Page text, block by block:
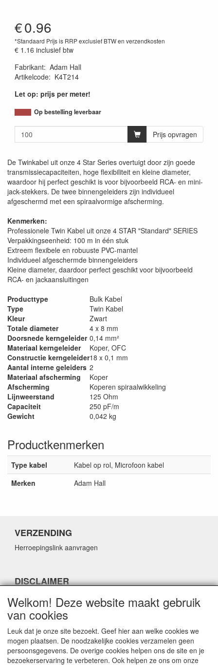
€0.96
*Standaard Prijs is RRP exclusief BTW en verzendkosten
€ 1.16 inclusief btw
Fabrikant: Adam Hall
Artikelcode: K4T214
Let op: prijs per meter!
Op bestelling leverbaar
Prijs opvragen
De Twinkabel uit onze 4 Star Series overtuigt door zijn goede
transmissiecapaciteiten, hoge flexibiliteit en kleine diameter,
waardoor hij perfect geschikt is voor bijvoorbeeld RCA- en mini-
jack-stekkers. De twee binnengeleiders zijn individueel
afgeschermd met een spiraalvormige afscherming.
Kenmerken:
Professionele Twin Kabel uit onze 4 STAR "Standard" SERIES
Verpakkingseenheid: 100 m in één stuk
Extreem flexibele en robuuste PVC-mantel
Individueel afgeschermde binnengeleiders
Kleine diameter, daardoor perfect geschikt voor bijvoorbeeld
RCA- en jackaansluitingen
Producttype
Bulk Kabel
Type
Twin Kabel
Kleur
Zwart
Totale diameter
4 x 8 mm
Doorsnede kerngeleider 0,14 mm²
Materiaal kerngeleider
Koper, OFC
Constructie kerngeleider18 x 0,1 mm
Aantal interne geleiders 2
Materiaal afscherming
Koper
Afscherming
Koperen spiraalwikkeling
Lijnweerstand
125 Ohm
Capaciteit
250 pF/m
Gewicht
0,042 kg
Productkenmerken
Type kabel
Kabel op rol, Microfoon kabel
Merken
Adam Hall
VERZENDING
Herroepingslink aanvragen
DISCLAIMER
CONTACTGEGEVENS
Welkom! Deze website maakt gebruik
van cookies
Leuk dat je onze site bezoekt. Geef hier aan welke cookies we
mogen plaatsen. De noodzakelijke cookies verzamelen geen
persoonsgegevens. De overige cookies helpen ons de site en je
bezoekerservaring te verbeteren. Ook helpen ze ons om onze